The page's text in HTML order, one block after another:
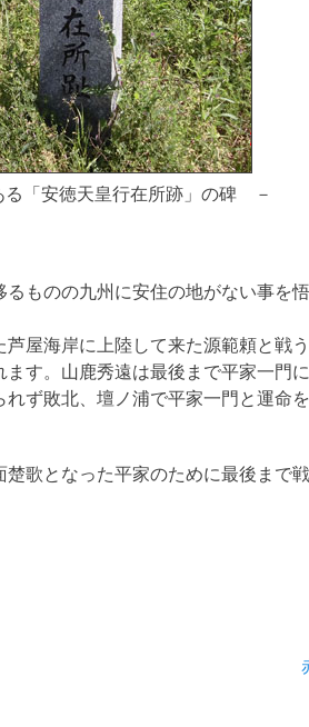
「安徳天皇行在所跡」の碑 －
ものの九州に安住の地がない事を
屋海岸に上陸して来た源範頼と戦
す。山鹿秀遠は最後まで平家一門
ず敗北、壇ノ浦で平家一門と運命
歌となった平家のために最後まで